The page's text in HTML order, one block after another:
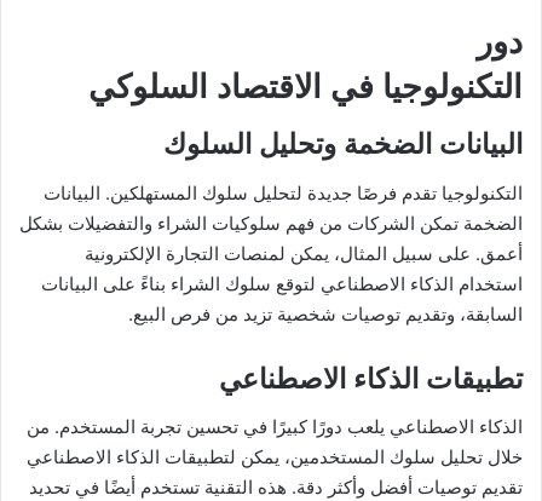
دور
التكنولوجيا في الاقتصاد السلوكي
البيانات الضخمة وتحليل السلوك
التكنولوجيا تقدم فرصًا جديدة لتحليل سلوك المستهلكين. البيانات
الضخمة تمكن الشركات من فهم سلوكيات الشراء والتفضيلات بشكل
أعمق. على سبيل المثال، يمكن لمنصات التجارة الإلكترونية
استخدام الذكاء الاصطناعي لتوقع سلوك الشراء بناءً على البيانات
السابقة، وتقديم توصيات شخصية تزيد من فرص البيع.
تطبيقات الذكاء الاصطناعي
الذكاء الاصطناعي يلعب دورًا كبيرًا في تحسين تجربة المستخدم. من
خلال تحليل سلوك المستخدمين، يمكن لتطبيقات الذكاء الاصطناعي
تقديم توصيات أفضل وأكثر دقة. هذه التقنية تستخدم أيضًا في تحديد